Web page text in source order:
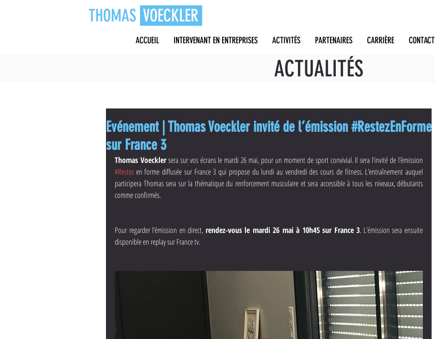
THOMAS VOECKLER
ACCUEIL INTERVENANT EN ENTREPRISES ACTIVITÉS PARTENAIRES CARRIÈRE CONTACT
ACTUALITÉS
Evénement | Thomas Voeckler invité de l’émission #RestezEnForme
sur France 3
Thomas Voeckler
#Restez en forme diffusée sur France 3 qui propose du lundi au vendredi des cours de fitness. L’entraînement auquel
participera Thomas sera sur la thématique du renforcement musculaire et sera accessible à tous les niveaux, débutants
comme confirmés.
Pour regarder l’émission en direct, rendez-vous le mardi 26 mai à 10h45 sur France 3. L’émission sera ensuite
disponible en replay sur France tv.